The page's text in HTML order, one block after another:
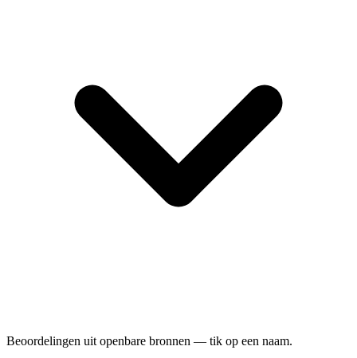
Beoordelingen uit openbare bronnen — tik op een naam.